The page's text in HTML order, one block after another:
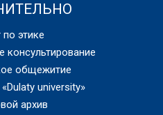
этике
консультирование
общежитие
university»
архив